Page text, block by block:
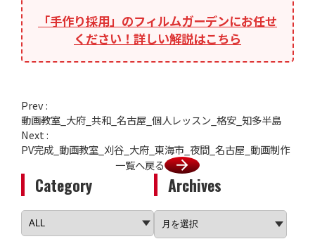
Category Archives
「手作り採用」のフィルムガーデンにお任せ
ください！詳しい解説はこちら
Prev :
動画教室_大府_共和_名古屋_個人レッスン_格安_知多半島
一覧へ戻る
Next :
PV完成_動画教室_刈谷_大府_東海市_夜間_名古屋_動画制作